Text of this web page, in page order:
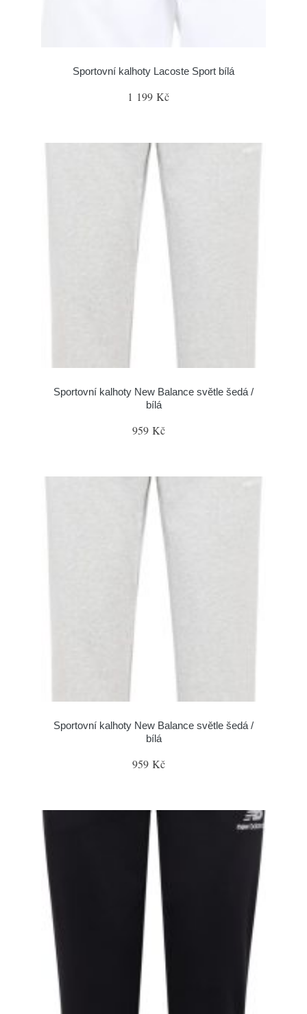
Sportovní kalhoty Lacoste Sport bílá
1 199 Kč
Sportovní kalhoty New Balance světle šedá /
bílá
959 Kč
Sportovní kalhoty New Balance světle šedá /
bílá
959 Kč